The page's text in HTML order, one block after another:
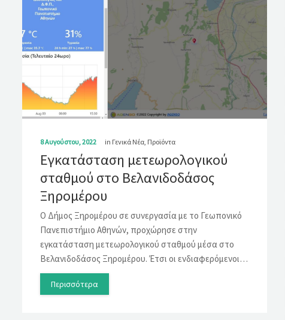
8 Αυγούστου, 2022 in Γενικά Νέα, Προϊόντα
Εγκατάσταση μετεωρολογικού
σταθμού στο Βελανιδοδάσος
Ξηρομέρου
Ο Δήμος Ξηρομέρου σε συνεργασία με το Γεωπονικό
Πανεπιστήμιο Αθηνών, προχώρησε στην
εγκατάσταση μετεωρολογικού σταθμού μέσα στο
Βελανιδοδάσος Ξηρομέρου. Έτσι οι ενδιαφερόμενοι…
Περισσότερα